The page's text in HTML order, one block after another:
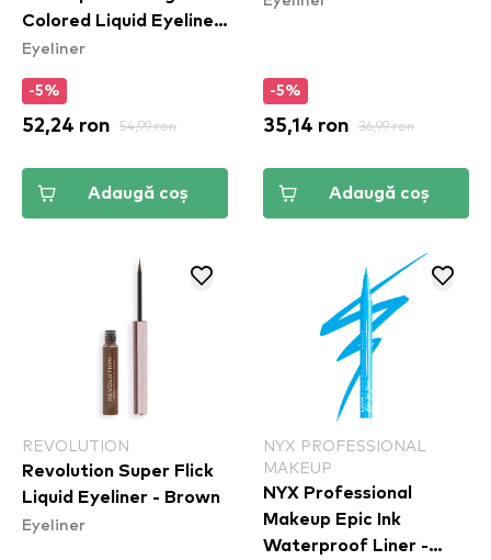
Colored Liquid Eyeliner
- Cobalt Crush
Eyeliner
-5%
52,24 ron 54,99 ron
Adaugă coș
-5%
35,14 ron 36,99 ron
Adaugă coș
REVOLUTION
Revolution Super Flick
Liquid Eyeliner - Brown
Eyeliner
NYX PROFESSIONAL
MAKEUP
NYX Professional
Makeup Epic Ink
Waterproof Liner -